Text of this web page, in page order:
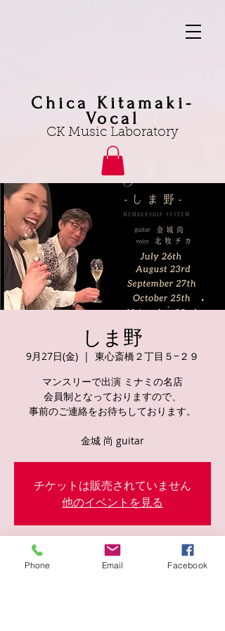
Chica Kitamaki-
Vocal
CK Music Laboratory
しま野
9月27日(金)
  |
東心斎橋２丁目５−２９
マンスリーで出演 ミナミの名店
会員制となっておりますので、
事前のご連絡をお待ちしております。
金城 尚 guitar
チケットは販売されていません
他のイベントを見る
日時・場所
Phone Email Facebook